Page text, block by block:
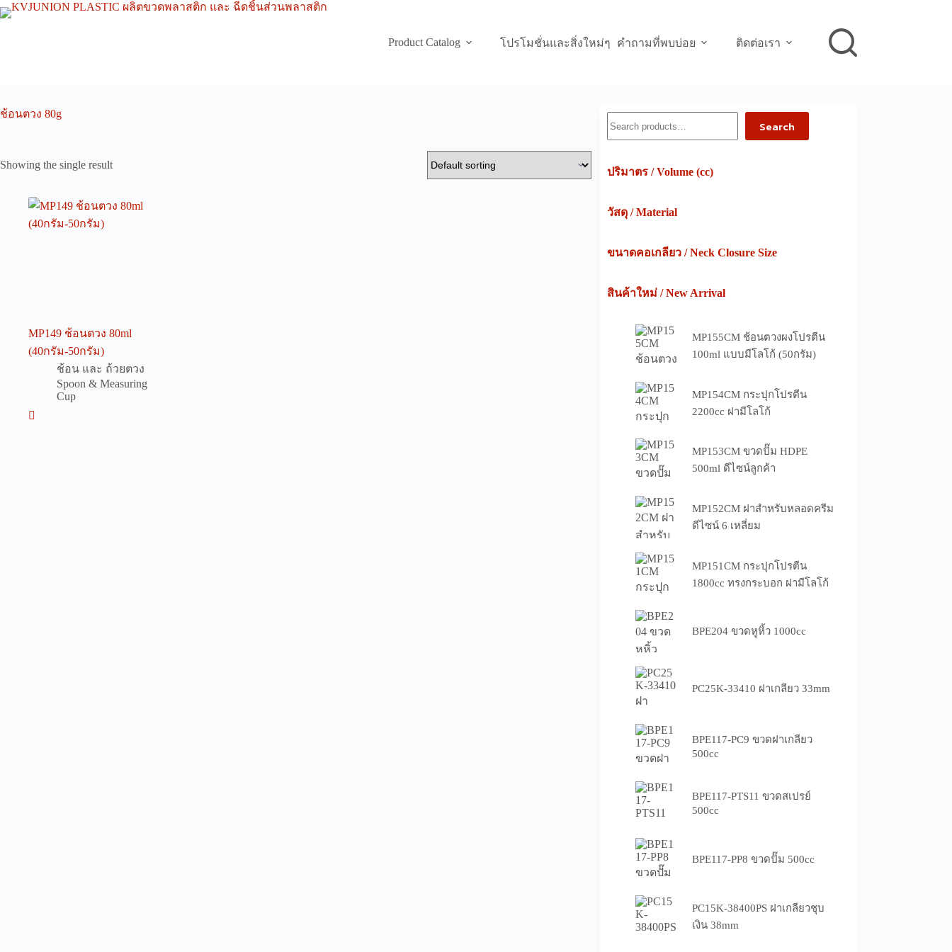
Skip
to
Product Catalog
โปรโมชั่นและสิ่งใหม่ๆ คำถามที่พบบ่อย ติดต่อเรา
ช้อนตวง 80g
Showing the single result
MP149 ช้อนตวง 80ml
(40กรัม-50กรัม)
ช้อน และ ถ้วยตวง
Spoon & Measuring
Cup
Search
ปริมาตร / Volume (cc)
วัสดุ / Material
ขนาดคอเกลียว / Neck Closure Size
สินค้าใหม่ / New Arrival
MP155CM ช้อนตวงผงโปรตีน
100ml แบบมีโลโก้ (50กรัม)
MP154CM กระปุกโปรตีน
2200cc ฝามีโลโก้
MP153CM ขวดปั๊ม HDPE
500ml ดีไซน์ลูกค้า
MP152CM ฝาสำหรับหลอดครีม
ดีไซน์ 6 เหลี่ยม
MP151CM กระปุกโปรตีน
1800cc ทรงกระบอก ฝามีโลโก้
BPE204 ขวดหูหิ้ว 1000cc
PC25K-33410 ฝาเกลียว 33mm
BPE117-PC9 ขวดฝาเกลียว
500cc
BPE117-PTS11 ขวดสเปรย์
500cc
BPE117-PP8 ขวดปั๊ม 500cc
PC15K-38400PS ฝาเกลียวชุบ
เงิน 38mm